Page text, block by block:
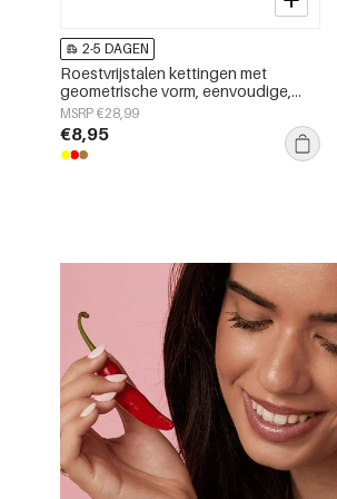
2-5 DAGEN
Roestvrijstalen kettingen met
geometrische vorm, eenvoudige,
alledaagse serie, dames sieraden
MSRP €28,99
€8,95